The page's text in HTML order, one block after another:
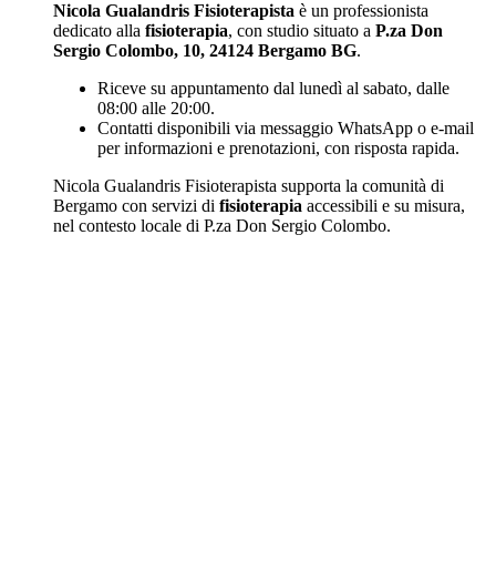
Nicola Gualandris Fisioterapista è un professionista
dedicato alla fisioterapia, con studio situato a P.za Don
Sergio Colombo, 10, 24124 Bergamo BG.
Riceve su appuntamento dal lunedì al sabato, dalle
08:00 alle 20:00.
Contatti disponibili via messaggio WhatsApp o e-mail
per informazioni e prenotazioni, con risposta rapida.
Nicola Gualandris Fisioterapista supporta la comunità di
Bergamo con servizi di fisioterapia accessibili e su misura,
nel contesto locale di P.za Don Sergio Colombo.